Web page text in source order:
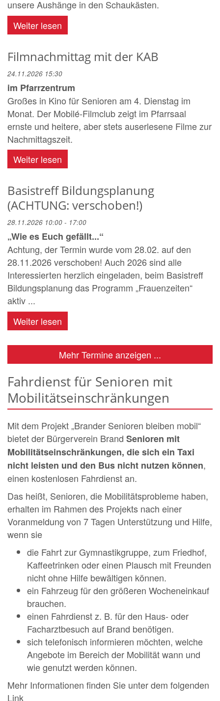
unsere Aushänge in den Schaukästen.
Weiter lesen
Filmnachmittag mit der KAB
24.11.2026 15:30
im Pfarrzentrum
Großes in Kino für Senioren am 4. Dienstag im
Monat. Der Mobilé-Filmclub zeigt im Pfarrsaal
ernste und heitere, aber stets auserlesene Filme zur
Nachmittagszeit.
Weiter lesen
Basistreff Bildungsplanung
(ACHTUNG: verschoben!)
28.11.2026 10:00 - 17:00
„Wie es Euch gefällt...“
Achtung, der Termin wurde vom 28.02. auf den
28.11.2026 verschoben! Auch 2026 sind alle
Interessierten herzlich eingeladen, beim Basistreff
Bildungsplanung das Programm „Frauenzeiten“
aktiv ...
Weiter lesen
Mehr Termine anzeigen ...
Fahrdienst für Senioren mit
Mobilitätseinschränkungen
Mit dem Projekt „Brander Senioren bleiben mobil“
bietet der Bürgerverein Brand Senioren mit
Mobilitätseinschränkungen, die sich ein Taxi
nicht leisten und den Bus nicht nutzen können,
einen kostenlosen Fahrdienst an.
Das heißt, Senioren, die Mobilitätsprobleme haben,
erhalten im Rahmen des Projekts nach einer
Voranmeldung von 7 Tagen Unterstützung und Hilfe,
wenn sie
die Fahrt zur Gymnastikgruppe, zum Friedhof,
Kaffeetrinken oder einen Plausch mit Freunden
nicht ohne Hilfe bewältigen können.
ein Fahrzeug für den größeren Wocheneinkauf
brauchen.
einen Fahrdienst z. B. für den Haus- oder
Facharztbesuch auf Brand benötigen.
sich telefonisch informieren möchten, welche
Angebote im Bereich der Mobilität wann und
wie genutzt werden können.
Mehr Informationen finden Sie unter dem folgenden
Link